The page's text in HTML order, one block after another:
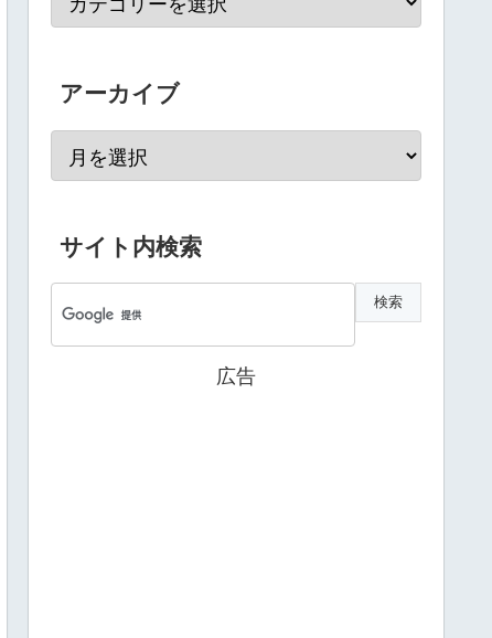
アーカイブ
サイト内検索
広告